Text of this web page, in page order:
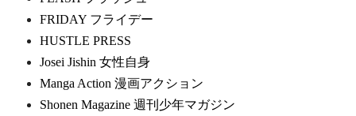
FRIDAY フライデー
HUSTLE PRESS
Josei Jishin 女性自身
Manga Action 漫画アクション
Shonen Magazine 週刊少年マガジン